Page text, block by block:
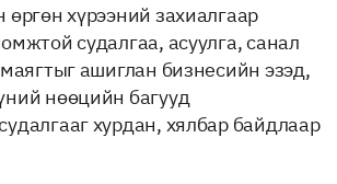
хүрээний захиалгаар
судалгаа, асуулга, санал
ашиглан бизнесийн эзэд,
нөөцийн багууд
хурдан, хялбар байдлаар